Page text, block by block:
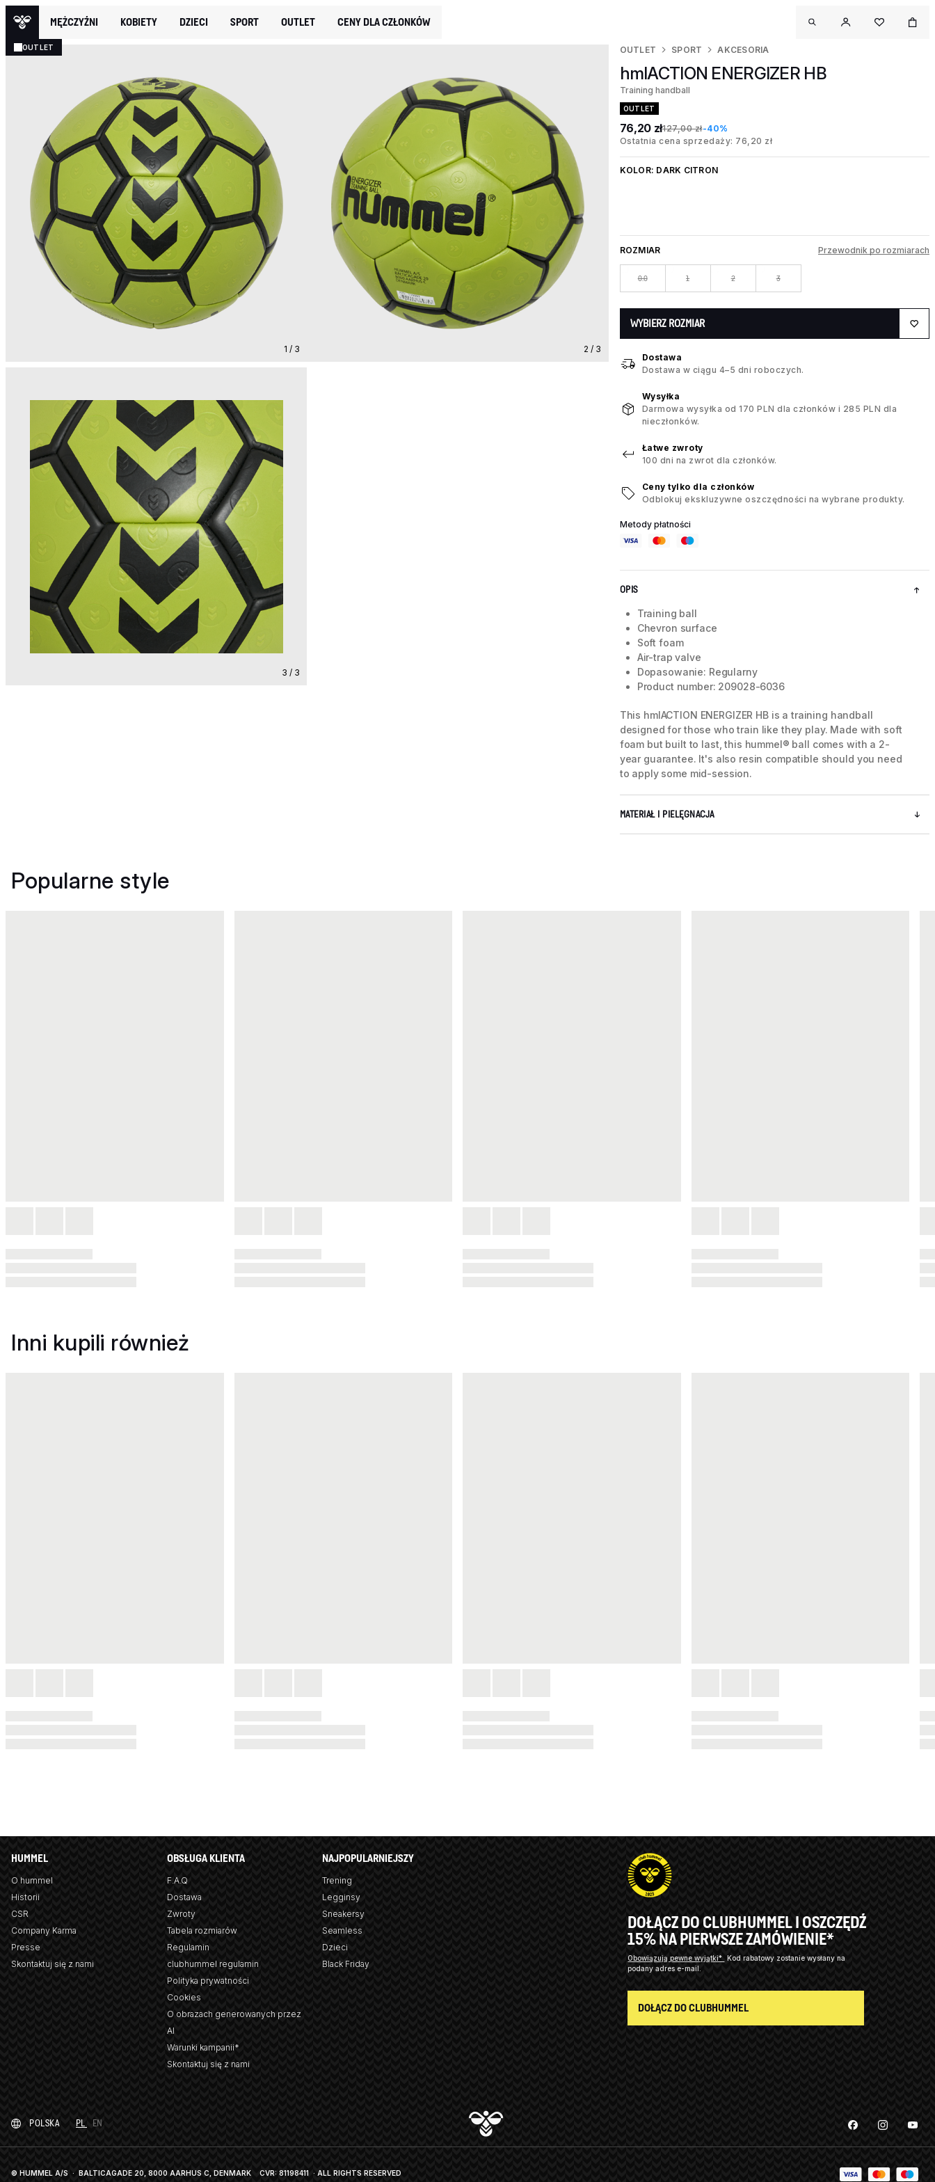
MĘŻCZYŹNI KOBIETY DZIECI SPORT OUTLET CENY DLA CZŁONKÓW
OUTLET
1 / 3 2 / 3
3 / 3
OUTLET SPORT AKCESORIA
hmlACTION ENERGIZER HB
Training handball
OUTLET
76,20 zł127,00 zł-40%
Ostatnia cena sprzedaży: 76,20 zł
KOLOR: DARK CITRON
ROZMIAR Przewodnik po rozmiarach
0.0 1 2 3
WYBIERZ ROZMIAR
Dostawa
Dostawa w ciągu 4–5 dni roboczych.
Wysyłka
Darmowa wysyłka od 170 PLN dla członków i 285 PLN dla
nieczłonków.
Łatwe zwroty
100 dni na zwrot dla członków.
Ceny tylko dla członków
Odblokuj ekskluzywne oszczędności na wybrane produkty.
Metody płatności
OPIS
Training ball
Chevron surface
Soft foam
Air-trap valve
Dopasowanie: Regularny
Product number: 209028-6036
This hmlACTION ENERGIZER HB is a training handball
designed for those who train like they play. Made with soft
foam but built to last, this hummel® ball comes with a 2-
year guarantee. It's also resin compatible should you need
to apply some mid-session.
MATERIAŁ I PIELĘGNACJA
Popularne style
Inni kupili również
HUMMEL
O hummel
Historii
CSR
Company Karma
Presse
Skontaktuj się z nami
OBSŁUGA KLIENTA
F.A.Q
Dostawa
Zwroty
Tabela rozmiarów
Regulamin
clubhummel regulamin
Polityka prywatności
Cookies
O obrazach generowanych przez
AI
Warunki kampanii*
Skontaktuj się z nami
NAJPOPULARNIEJSZY
Trening
Legginsy
Sneakersy
Seamless
Dzieci
Black Friday
DOŁĄCZ DO CLUBHUMMEL I OSZCZĘDŹ
15% NA PIERWSZE ZAMÓWIENIE*
Obowiązują pewne wyjątki*
Kod rabatowy zostanie wysłany na
podany adres e-mail.
DOŁĄCZ DO CLUBHUMMEL
POLSKA PL EN
© HUMMEL A/S · BALTICAGADE 20, 8000 AARHUS C, DENMARK CVR: 81198411 · ALL RIGHTS RESERVED